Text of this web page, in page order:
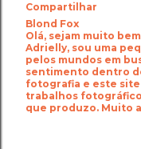
Compartilhar
Blond Fox
Olá, sejam muito
Adrielly, sou uma
pelos mundos em
sentimento dentro
fotografia e este
trabalhos
que produzo. Muito